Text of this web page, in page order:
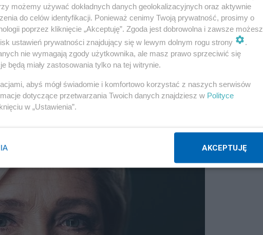
możemy używać dokładnych danych geolokalizacyjnych oraz aktywnie
do celów identyfikacji. Ponieważ cenimy Twoją prywatność, prosimy o
poprzez kliknięcie „Akceptuję”. Zgoda jest dobrowolna i zawsze możesz
ustawień prywatności znajdujący się w lewym dolnym rogu strony
.
nie wymagają zgody użytkownika, ale masz prawo sprzeciwić się
będą miały zastosowania tylko na tej witrynie.
abyś mógł świadomie i komfortowo korzystać z naszych serwisów
dotyczące przetwarzania Twoich danych znajdziesz w Polityce
w „Ustawienia”.
AKCEPTUJĘ